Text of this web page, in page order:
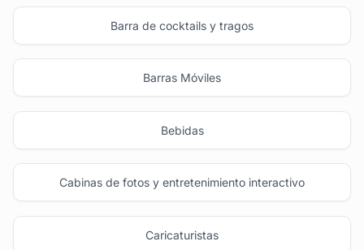
Barra de cocktails y tragos
Barras Móviles
Bebidas
Cabinas de fotos y entretenimiento interactivo
Caricaturistas